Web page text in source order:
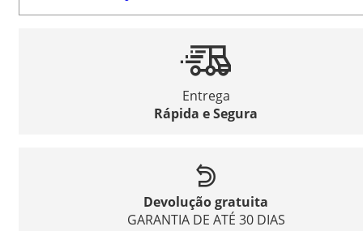
Entrega
Rápida e Segura
Devolução gratuita
GARANTIA DE ATÉ 30 DIAS